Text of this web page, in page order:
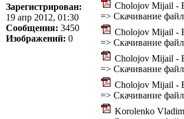
Зарегистрирован:
19 апр 2012, 01:30
Сообщения: 3450
Изображений: 0
Cholojov Mijail -
=> Скачивание
Cholojov Mijail -
=> Скачивание
Cholojov Mijail -
=> Скачивание
Cholojov Mijail -
=> Скачивание
Korolenko